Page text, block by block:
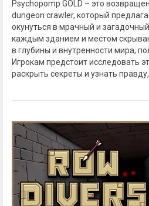
Psychopomp GOLD – это
dungeon crawler, который
окунуться в мрачный и
каждым зданием и местом
в глубины и внутренности мира,
Игрокам предстоит исследовать
раскрыть секреты и узнать